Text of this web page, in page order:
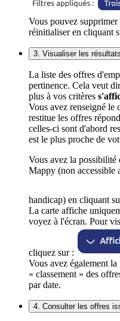
Vous pouvez
réinitialiser en cliquant
3. Visualiser les
La liste des offres
pertinence. Cela veut
plus à vos critères
Vous avez renseigné
restitue les offres
celles-ci sont d'abord
est le plus proche de
Vous avez la
Mappy (non accessible
handicap) en cliquant
La carte affiche
voyez à l'écran. Pour
cliquez sur :
Vous avez également
« classement » des
par date.
4. Consulter les offres